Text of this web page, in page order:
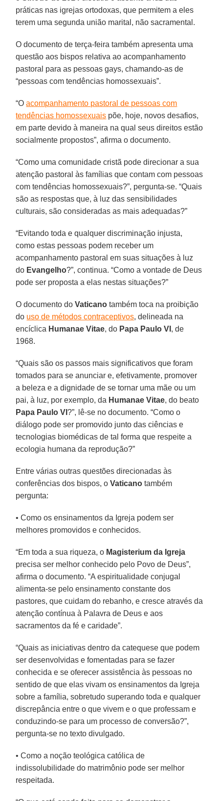
práticas nas igrejas ortodoxas, que permitem a eles
terem uma segunda união marital, não sacramental.
O documento de terça-feira também apresenta uma
questão aos bispos relativa ao acompanhamento
pastoral para as pessoas gays, chamando-as de
“pessoas com tendências homossexuais”.
“Oacompanhamento pastoral de pessoas com
tendências homossexuais põe, hoje, novos desafios,
em parte devido à maneira na qual seus direitos estão
socialmente propostos”, afirma o documento.
“Como uma comunidade cristã pode direcionar a sua
atenção pastoral às famílias que contam com pessoas
com tendências homossexuais?”, pergunta-se. “Quais
são as respostas que, à luz das sensibilidades
culturais, são consideradas as mais adequadas?”
“Evitando toda e qualquer discriminação injusta,
como estas pessoas podem receber um
acompanhamento pastoral em suas situações à luz
do Evangelho?”, continua. “Como a vontade de Deus
pode ser proposta a elas nestas situações?”
O documento doVaticano também toca na proibição
do uso de métodos contraceptivos, delineada na
encíclica Humanae Vitae, do Papa Paulo VI , de
1968.
“Quais são os passos mais significativos que foram
tomados para se anunciar e, efetivamente, promover
a beleza e a dignidade de se tornar uma mãe ou um
pai, à luz, por exemplo, da Humanae Vitae, do beato
Papa Paulo VI?”, lê-se no documento. “Como o
diálogo pode ser promovido junto das ciências e
tecnologias biomédicas de tal forma que respeite a
ecologia humana da reprodução?”
Entre várias outras questões direcionadas às
conferências dos bispos, oVaticano também
pergunta:
• Como os ensinamentos da Igreja podem ser
melhores promovidos e conhecidos.
“Em toda a sua riqueza, o Magisterium da Igreja
precisa ser melhor conhecido pelo Povo de Deus”,
afirma o documento. “A espiritualidade conjugal
alimenta-se pelo ensinamento constante dos
pastores, que cuidam do rebanho, e cresce através da
atenção contínua à Palavra de Deus e aos
sacramentos da fé e caridade”.
“Quais as iniciativas dentro da catequese que podem
ser desenvolvidas e fomentadas para se fazer
conhecida e se oferecer assistência às pessoas no
sentido de que elas vivam os ensinamentos da Igreja
sobre a família, sobretudo superando toda e qualquer
discrepância entre o que vivem e o que professam e
conduzindo-se para um processo de conversão?”,
pergunta-se no texto divulgado.
• Como a noção teológica católica de
indissolubilidade do matrimônio pode ser melhor
respeitada.